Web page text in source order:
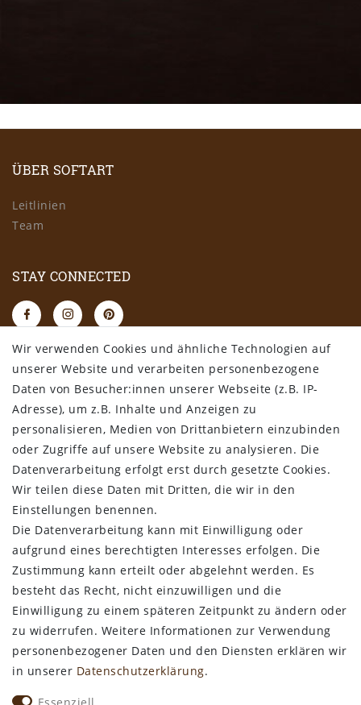
ÜBER SOFTART
Leitlinien
Team
STAY CONNECTED
RECHTLICHES
AGB
Datenschutz
Impressum
Widerrufsbelehrung
Bestellung widerrufen
ALLGEMEINES
Kontakt
Zahlungsarten
Versand & Lieferzeit
Newsletter-Anmeldung
Kostengünstige Ledermuster
Wir verwenden Cookies und ähnliche Technologien auf
unserer Website und verarbeiten personenbezogene
Daten von Besucher:innen unserer Webseite (z.B. IP-
Adresse), um z.B. Inhalte und Anzeigen zu
personalisieren, Medien von Drittanbietern einzubinden
oder Zugriffe auf unsere Website zu analysieren. Die
Datenverarbeitung erfolgt erst durch gesetzte Cookies.
Wir teilen diese Daten mit Dritten, die wir in den
Einstellungen benennen.
Die Datenverarbeitung kann mit Einwilligung oder
aufgrund eines berechtigten Interesses erfolgen. Die
Zustimmung kann erteilt oder abgelehnt werden. Es
besteht das Recht, nicht einzuwilligen und die
Einwilligung zu einem späteren Zeitpunkt zu ändern oder
zu widerrufen. Weitere Informationen zur Verwendung
personenbezogener Daten und den Diensten erklären wir
in unserer Daten­schutz­erklärung.